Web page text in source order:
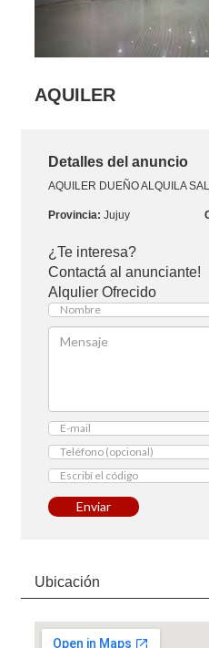
AQUILER
Detalles del anuncio
AQUILER DUEÑO ALQUILA
Jujuy
¿Te interesa?
Contactá al anunciante!
Alqulier Ofrecido
Enviar
Ubicación